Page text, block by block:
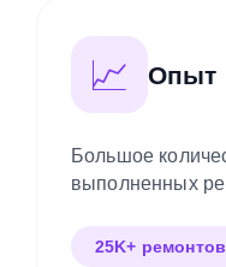
📈 Опыт
Большое
выполненных
25K+ ремонтов